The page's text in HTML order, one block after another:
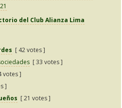
del Club Alianza Lima
[ 42 votes ]
[ 33 votes ]
votes ]
]
[ 21 votes ]